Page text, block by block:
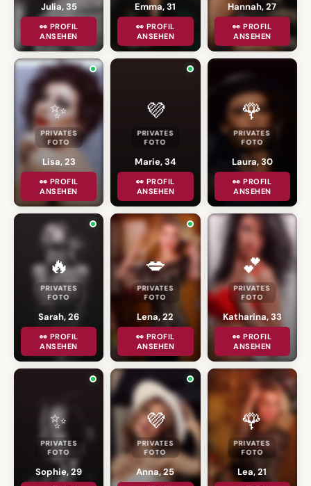
Julia, 35
👀 PROFIL
ANSEHEN
Emma, 31
👀 PROFIL
ANSEHEN
Hannah, 27
👀 PROFIL
ANSEHEN
✨
PRIVATES
FOTO
Lisa, 23
👀 PROFIL
ANSEHEN
💜
PRIVATES
FOTO
Marie, 34
👀 PROFIL
ANSEHEN
🌹
PRIVATES
FOTO
Laura, 30
👀 PROFIL
ANSEHEN
🔥
PRIVATES
FOTO
Sarah, 26
👀 PROFIL
ANSEHEN
💋
PRIVATES
FOTO
Lena, 22
👀 PROFIL
ANSEHEN
💕
PRIVATES
FOTO
Katharina, 33
👀 PROFIL
ANSEHEN
✨
PRIVATES
FOTO
Sophie, 29
💜
PRIVATES
FOTO
Anna, 25
🌹
PRIVATES
FOTO
Lea, 21